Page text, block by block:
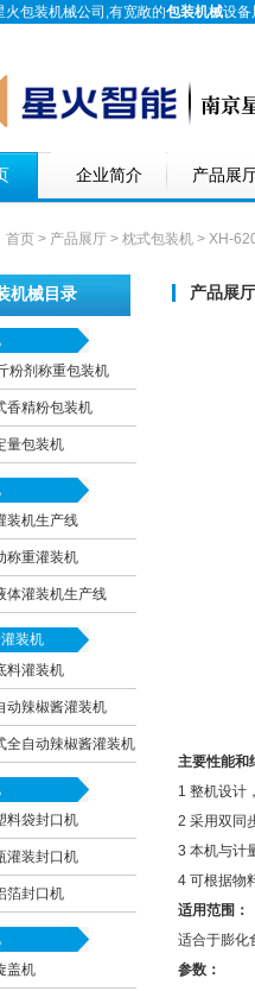
火包装机械公司,有宽敞的包装机械设备
企业简介 产品展
首页 > 产品展厅 > 枕式包装机 > XH-
机械目录
粉剂称重包装机
香精粉包装机
量包装机
装机生产线
称重灌装机
体灌装机生产线
装机
料灌装机
动辣椒酱灌装机
全自动辣椒酱灌装机
料袋封口机
灌装封口机
箔封口机
盖机
产品展厅
主要性能和
1 整机设计
2 采用双同
3 本机与计
4 可根据物
适用范围：
适合于膨化
参数：